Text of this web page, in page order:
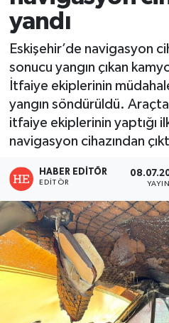
yandı
Eskişehir’de navigasyon
sonucu yangın çıkan
İtfaiye ekiplerinin
yangın söndürüldü.
itfaiye ekiplerinin yaptığı
navigasyon cihazından
HABER EDITÖR
EDITÖR